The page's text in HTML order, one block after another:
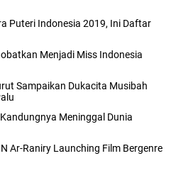
Puteri Indonesia 2019, Ini Daftar
Menjadi Miss Indonesia
Sampaikan Dukacita Musibah
Meninggal Dunia
Ar-Raniry Launching Film Bergenre